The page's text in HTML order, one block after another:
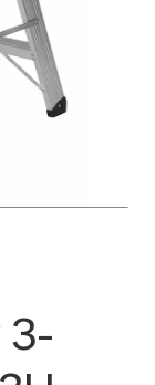
3-